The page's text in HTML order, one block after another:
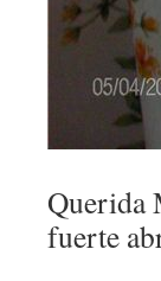
Querida
fuerte